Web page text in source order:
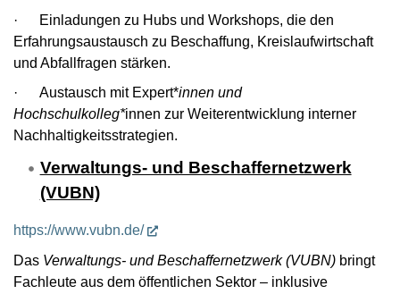
· Einladungen zu Hubs und Workshops, die den
Erfahrungsaustausch zu Beschaffung, Kreislaufwirtschaft
und Abfallfragen stärken.
· Austausch mit Expert*innen und
Hochschulkolleg*innen zur Weiterentwicklung interner
Nachhaltigkeitsstrategien.
Verwaltungs- und Beschaffernetzwerk
(VUBN)
https://www.vubn.de/
Das Verwaltungs- und Beschaffernetzwerk (VUBN) bringt
Fachleute aus dem öffentlichen Sektor – inklusive